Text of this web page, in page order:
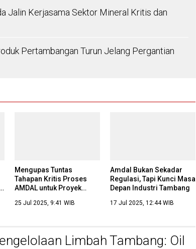
Jalin Kerjasama Sektor Mineral Kritis dan
Pertambangan Turun Jelang Pergantian
Mengupas Tuntas
Tahapan Kritis Proses
AMDAL untuk Proyek
Keberhasilan dan
25 Jul 2025, 9:41 WIB
Amdal Bukan Sekadar
Regulasi, Tapi Kunci Masa
Depan Industri Tambang
17 Jul 2025, 12:44 WIB
Limbah Tambang: Oil